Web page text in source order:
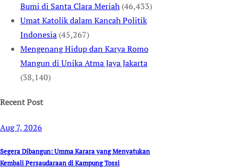
Bumi di Santa Clara Meriah (46,433)
Umat Katolik dalam Kancah Politik
Indonesia (45,267)
Mengenang Hidup dan Karya Romo
Mangun di Unika Atma Jaya Jakarta
(38,140)
Recent Post
Aug 7, 2026
Segera Dibangun: Umma Karara yang Menyatukan
Kembali Persaudaraan di Kampung Tossi